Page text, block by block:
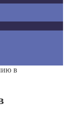
в